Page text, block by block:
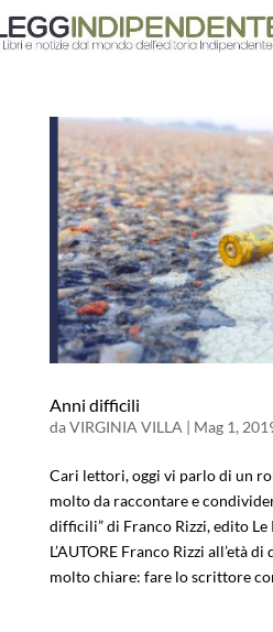
Anni difficili
daVIRGINIA VILLA | Mag 1,
Cari lettori, oggi vi parlo di un
molto da raccontare e
difficili” di Franco Rizzi, edito Le
L’AUTORE Franco Rizzi all’età
molto chiare: fare lo scrittore